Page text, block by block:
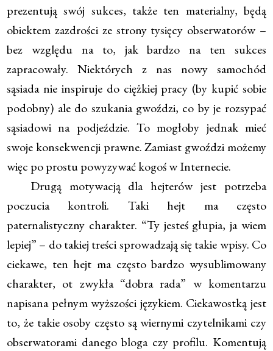
prezentują swój sukces, także ten materialny, będą
obiektem zazdrości ze strony tysięcy obserwatorów –
bez względu na to, jak bardzo na ten sukces
zapracowały. Niektórych z nas nowy samochód
sąsiada nie inspiruje do ciężkiej pracy (by kupić sobie
podobny) ale do szukania gwoździ, co by je rozsypać
sąsiadowi na podjeździe. To mogłoby jednak mieć
swoje konsekwencji prawne. Zamiast gwoździ możemy
więc po prostu powyzywać kogoś w Internecie.
Drugą motywacją dla hejterów jest potrzeba
poczucia kontroli. Taki hejt ma często
paternalistyczny charakter. “Ty jesteś głupia, ja wiem
lepiej” – do takiej treści sprowadzają się takie wpisy. Co
ciekawe, ten hejt ma często bardzo wysublimowany
charakter, ot zwykła “dobra rada” w komentarzu
napisana pełnym wyższości językiem. Ciekawostką jest
to, że takie osoby często są wiernymi czytelnikami czy
obserwatorami danego bloga czy profilu. Komentują